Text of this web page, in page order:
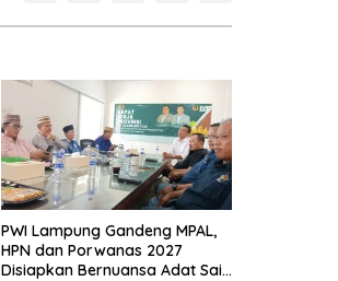
PWI Lampung Gandeng MPAL,
HPN dan Porwanas 2027
Disiapkan Bernuansa Adat Sai